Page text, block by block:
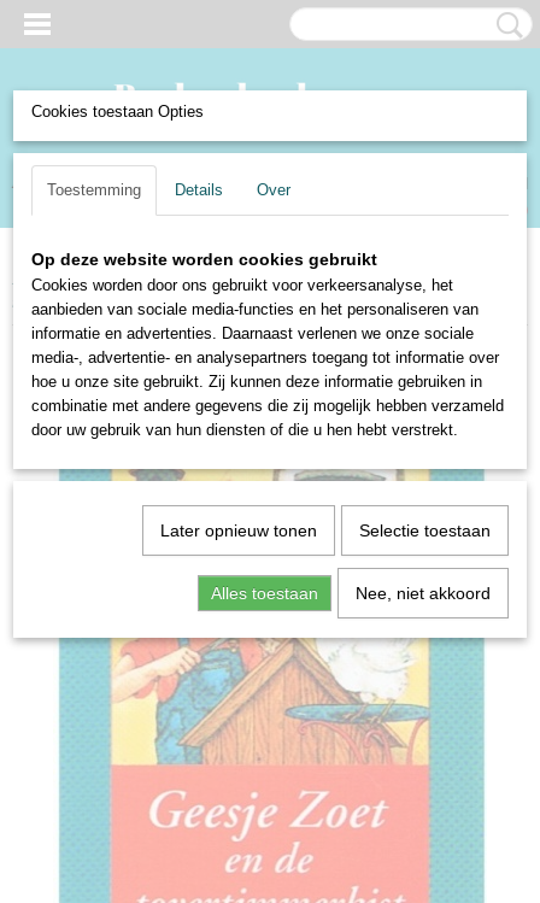
Inloggen Registreren
(0)
Home>Boeken en Strips> Boeken>Kinderboeken>Geesje Zoet en de
tovertimmerkist - Marjan Berk
Cookies toestaan Opties
Toestemming Details Over
Op deze website worden cookies gebruikt
Cookies worden door ons gebruikt voor verkeersanalyse, het
aanbieden van sociale media-functies en het personaliseren van
informatie en advertenties. Daarnaast verlenen we onze sociale
media-, advertentie- en analysepartners toegang tot informatie over
hoe u onze site gebruikt. Zij kunnen deze informatie gebruiken in
combinatie met andere gegevens die zij mogelijk hebben verzameld
door uw gebruik van hun diensten of die u hen hebt verstrekt.
Later opnieuw tonen Selectie toestaan
Alles toestaan Nee, niet akkoord